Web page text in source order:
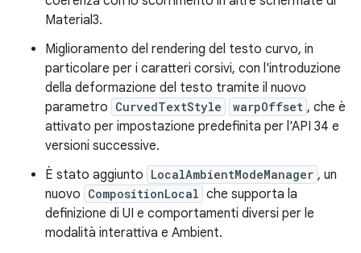
Material3.
Miglioramento del rendering del testo curvo, in
particolare per i caratteri corsivi, con l'introduzione
della deformazione del testo tramite il nuovo
parametro CurvedTextStyle warpOffset , che è
attivato per impostazione predefinita per l'API 34 e
versioni successive.
È stato aggiunto LocalAmbientModeManager , un
nuovo CompositionLocal che supporta la
definizione di UI e comportamenti diversi per le
modalità interattiva e Ambient.